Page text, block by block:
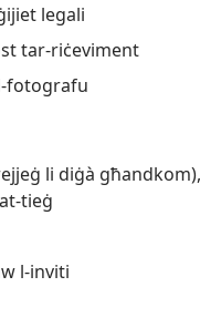
legali
tar-​riċeviment
​fotografu
li diġà
​tieġ
l-​inviti